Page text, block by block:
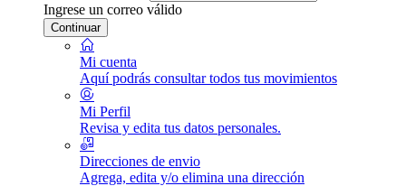
Ingrese un correo válido
Continuar
Mi cuenta
Aquí podrás consultar todos tus movimientos
Mi Perfil
Revisa y edita tus datos personales.
Direcciones de envio
Agrega, edita y/o elimina una dirección